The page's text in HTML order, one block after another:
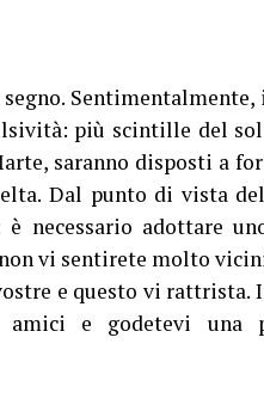
più scintille del
saranno disposti a
Dal punto di vista
necessario adottare
vi sentirete molto
e questo vi rattrista.
e godetevi una